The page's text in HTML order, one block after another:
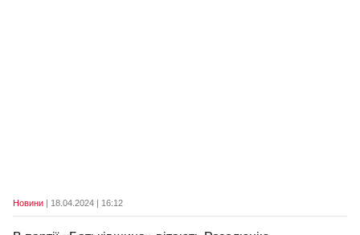
Новини | 18.04.2024 | 16:12